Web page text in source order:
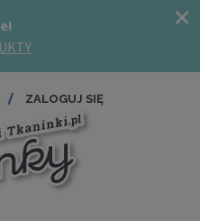
ZALOGUJ SIĘ